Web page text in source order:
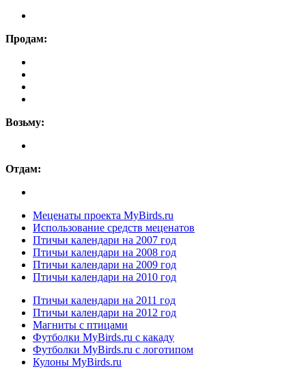
Продам:
Возьму:
Отдам:
Меценаты проекта MyBirds.ru
Использование средств меценатов
Птичьи календари на 2007 год
Птичьи календари на 2008 год
Птичьи календари на 2009 год
Птичьи календари на 2010 год
Птичьи календари на 2011 год
Птичьи календари на 2012 год
Магниты с птицами
Футболки MyBirds.ru с какаду
Футболки MyBirds.ru с логотипом
Кулоны MyBirds.ru